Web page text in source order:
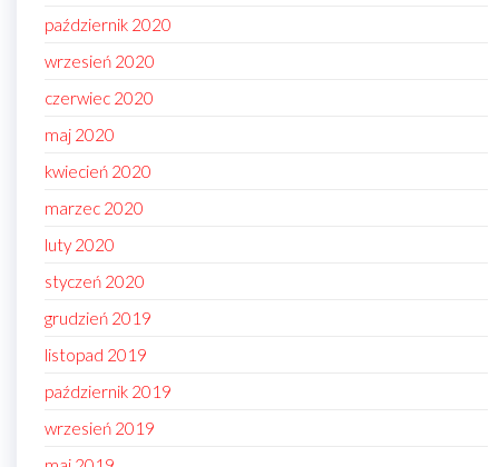
październik 2020
wrzesień 2020
czerwiec 2020
maj 2020
kwiecień 2020
marzec 2020
luty 2020
styczeń 2020
grudzień 2019
listopad 2019
październik 2019
wrzesień 2019